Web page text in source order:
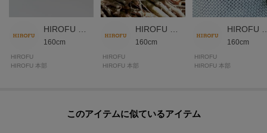
160cm
HIROFU
HIROFU 本部
160cm
HIROFU
HIROFU 本部
160cm
HIROFU
HIROFU 本部
このアイテムに似ているアイテム